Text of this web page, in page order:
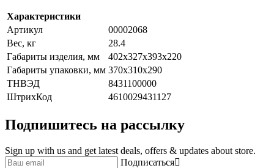
Характеристики
Артикул
00002068
Вес, кг
28.4
Габариты изделия, мм
402х327х393х220
Габариты упаковки, мм 370x310x290
ТНВЭД
8431100000
ШтрихКод
4610029431127
Подпишитесь на рассылку
Sign up with us and get latest deals, offers & updates about store.
Подписаться